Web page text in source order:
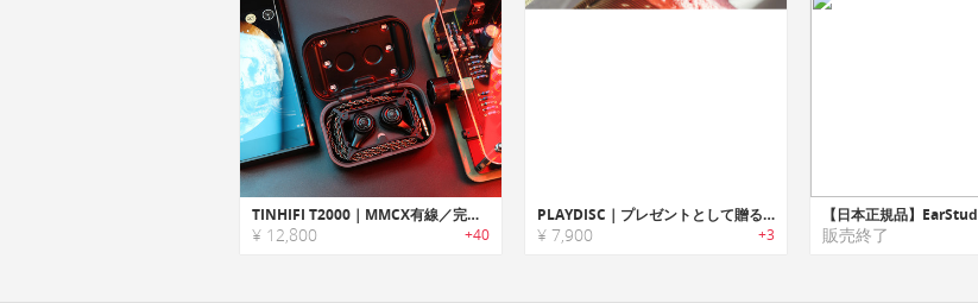
TINHIFI T2000｜MMCX有線／完全ワイヤレスの2Wayで使える デュアルダイナミックドライバー搭載イヤホン
¥ 12,800 +40
PLAYDISC｜プレゼントとして贈ることができる新世代のミックステープ
¥ 7,900 +3 販売終了